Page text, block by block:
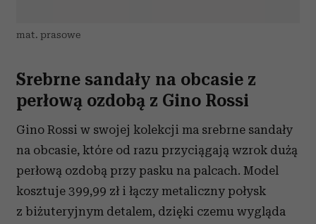
mat. prasowe
Srebrne sandały na obcasie z
perłową ozdobą z Gino Rossi
Gino Rossi w swojej kolekcji ma srebrne sandały
na obcasie, które od razu przyciągają wzrok dużą
perłową ozdobą przy pasku na palcach. Model
kosztuje 399,99 zł i łączy metaliczny połysk
z biżuteryjnym detalem, dzięki czemu wygląda